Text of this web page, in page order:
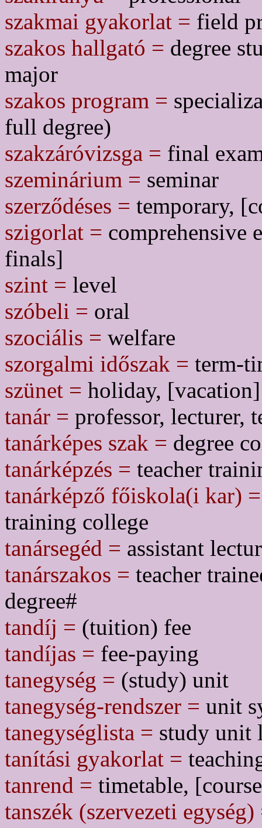
szakmai gyakorlat = field
szakos hallgató = degree
major
szakos program =
full degree)
szakzáróvizsga = final
szeminárium = seminar
szerződéses = temporary,
szigorlat = comprehensive
finals]
szint = level
szóbeli = oral
szociális = welfare
szorgalmi időszak = term-
szünet = holiday, [vacation]
tanár = professor, lecturer,
tanárképes szak = degree
tanárképzés = teacher
tanárképző főiskola(i kar) =
training college
tanársegéd = assistant
tanárszakos = teacher
degree#
tandíj = (tuition) fee
tandíjas = fee-paying
tanegység = (study) unit
tanegység-rendszer = unit
tanegységlista = study unit
tanítási gyakorlat =
tanrend = timetable,
tanszék (szervezeti egység)